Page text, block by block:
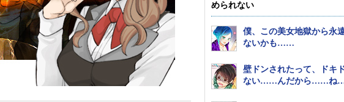
められない
僕、この美女地獄から永
ないかも……
壁ドンされたって、ドキ
ない……んだから……ね